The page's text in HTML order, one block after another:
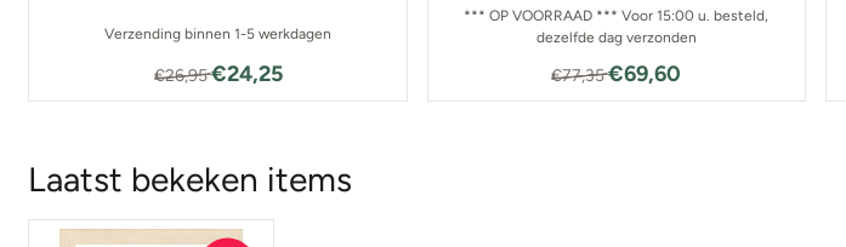
Verzending binnen 1-5 werkdagen
Van 26,95 voor 24,25
€26,95€24,25
*** OP VOORRAAD *** Voor 15:00 u. besteld,
dezelfde dag verzonden
Van 77,35 voor 69,60
€77,35€69,60
Laatst bekeken items